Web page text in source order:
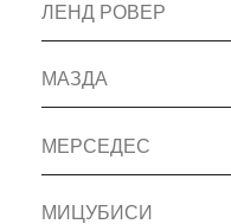
ЛЕНД РОВЕР
МАЗДА
МЕРСЕДЕС
МИЦУБИСИ